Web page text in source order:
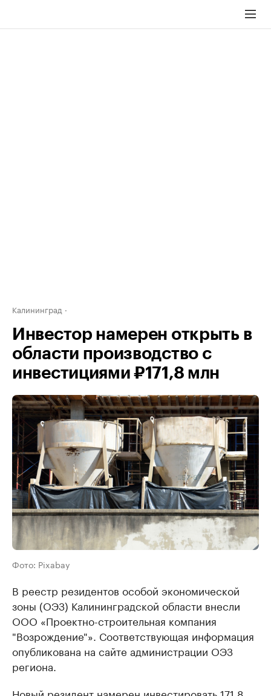
Калининград
Инвестор намерен открыть в
области производство с
инвестициями ₽171,8 млн
Фото: Pixabay
В реестр резидентов особой экономической
зоны (ОЭЗ) Калининградской области внесли
ООО «Проектно-строительная компания
"Возрождение"». Соответствующая информация
опубликована на сайте администрации ОЭЗ
региона.